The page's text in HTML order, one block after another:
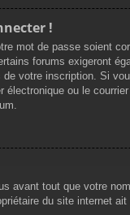
!
mot de passe soient
forums exigeront
votre inscription. Si
ou le
avant tout que votre
du site internet